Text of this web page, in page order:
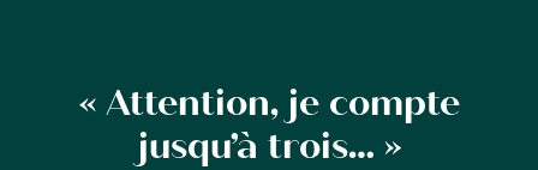
+
« Attention, je compte
jusqu’à trois… »